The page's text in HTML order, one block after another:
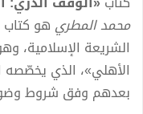
محمد المطري هو
الشريعة الإسلامية،
الأهلي»، الذي يخصّصه
بعدهم وفق شروط